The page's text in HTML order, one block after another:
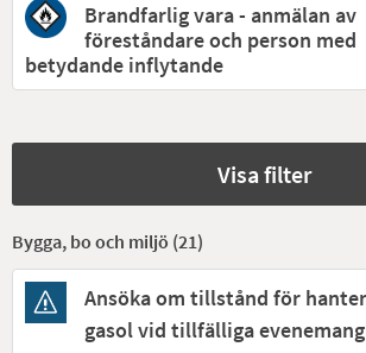
Brandfarlig vara - anmälan av
föreståndare och person med
betydande inflytande
Visa filter
Bygga, bo och miljö (21)
Ansöka om tillstånd för
gasol vid tillfälliga evenemang